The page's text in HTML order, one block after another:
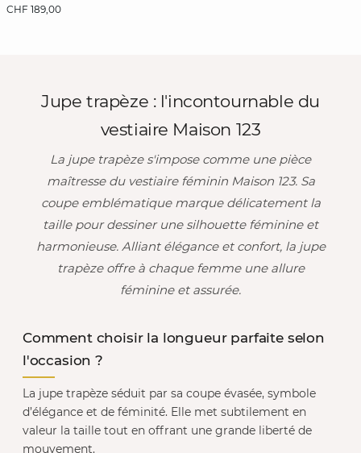
CHF 189,00
Jupe trapèze : l'incontournable du
vestiaire Maison 123
La jupe trapèze s'impose comme une pièce
maîtresse du vestiaire féminin Maison 123. Sa
coupe emblématique marque délicatement la
taille pour dessiner une silhouette féminine et
harmonieuse. Alliant élégance et confort, la jupe
trapèze offre à chaque femme une allure
féminine et assurée.
Comment choisir la longueur parfaite selon
l'occasion ?
La jupe trapèze séduit par sa coupe évasée, symbole
d’élégance et de féminité. Elle met subtilement en
valeur la taille tout en offrant une grande liberté de
mouvement.